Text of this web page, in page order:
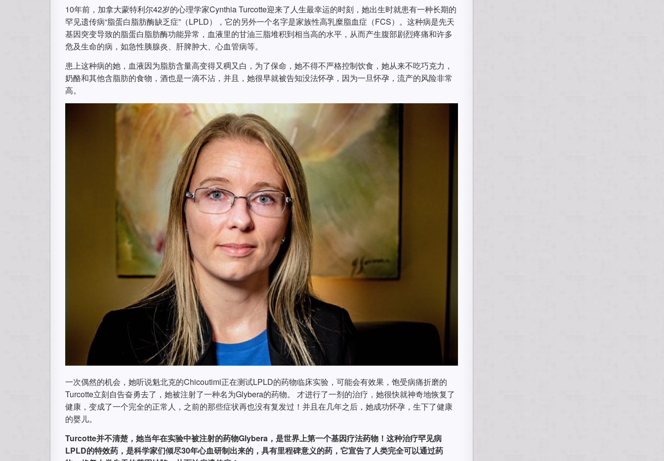
10年前，加拿大蒙特利尔42岁的心理学家Cynthia Turcotte迎来了人生最幸运的时刻，她出生时就患有一种长期的
罕见遗传病“脂蛋白脂肪酶缺乏症”（LPLD），它的另外一个名字是家族性高乳糜脂血症（FCS）。这种病是先天
基因突变导致的脂蛋白脂肪酶功能异常，血液里的甘油三脂堆积到相当高的水平，从而产生腹部剧烈疼痛和许多
危及生命的病，如急性胰腺炎、肝脾肿大、心血管病等。
患上这种病的她，血液因为脂肪含量高变得又稠又白，为了保命，她不得不严格控制饮食，她从来不吃巧克力，
奶酪和其他含脂肪的食物，酒也是一滴不沾，并且，她很早就被告知没法怀孕，因为一旦怀孕，流产的风险非常
高。
一次偶然的机会，她听说魁北克的Chicoutimi正在测试LPLD的药物临床实验，可能会有效果，饱受病痛折磨的
Turcotte立刻自告奋勇去了，她被注射了一种名为Glybera的药物。 才进行了一剂的治疗，她很快就神奇地恢复了
健康，变成了一个完全的正常人，之前的那些症状再也没有复发过！并且在几年之后，她成功怀孕，生下了健康
的婴儿。
Turcotte并不清楚，她当年在实验中被注射的药物Glybera，是世界上第一个基因疗法药物！这种治疗罕见病
LPLD的特效药，是科学家们倾尽30年心血研制出来的，具有里程碑意义的药，它宣告了人类完全可以通过药